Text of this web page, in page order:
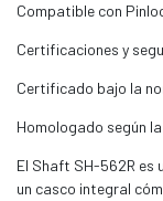
Compatible con
Certificaciones y
Certificado bajo la
Homologado según
El Shaft SH-562R es
un casco integral